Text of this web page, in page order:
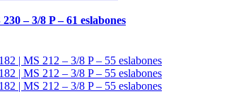
– 3/8 P – 61 eslabones